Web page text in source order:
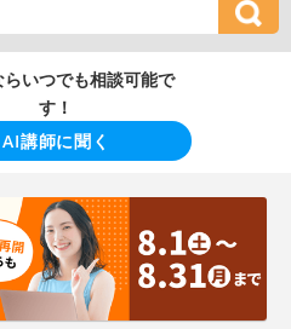
いつでも相談可能で
す！
AI講師に聞く